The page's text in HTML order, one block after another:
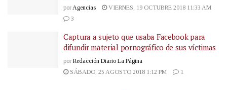
porAgencias
VIERNES, 19 OCTUBRE 2018 11:33 AM
3
Captura a sujeto que usaba Facebook para
difundir material pornográfico de sus víctimas
por Redacción Diario La Página
SÁBADO, 25 AGOSTO 2018 1:12 PM
1